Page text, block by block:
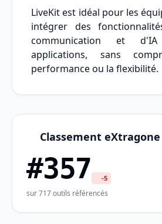
LiveKit est idéal pour les
intégrer des
communication et
applications, sans
performance ou la flexibilité.
Classement eXtragone
#357 -5
sur 717 outils référencés